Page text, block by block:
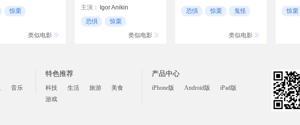
吴岱融
惊栗
类似电影
主演：
Igor Anikin
Alexandra Batrumova
恐惧
惊栗
类似电影
萧玉龙
恐惧 惊栗 鬼怪
类似电影
孙东明
惊栗
音乐
特色推荐
科技 生活 旅游
美食
游戏
产品中心
iPhone版 Android版 iPad版